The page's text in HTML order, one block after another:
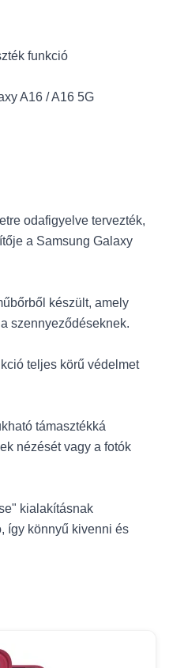
funkció
A16 / A16 5G
odafigyelve tervezték,
a Samsung Galaxy
készült, amely
szennyeződéseknek.
teljes körű védelmet
támasztékká
nézését vagy a fotók
kialakításnak
így könnyű kivenni és